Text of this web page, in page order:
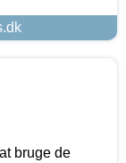
bruge de